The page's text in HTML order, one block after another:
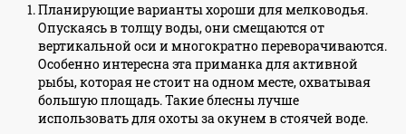
Планирующие варианты хороши для мелководья.
Опускаясь в толщу воды, они смещаются от
вертикальной оси и многократно переворачиваются.
Особенно интересна эта приманка для активной
рыбы, которая не стоит на одном месте, охватывая
большую площадь. Такие блесны лучше
использовать для охоты за окунем в стоячей воде.